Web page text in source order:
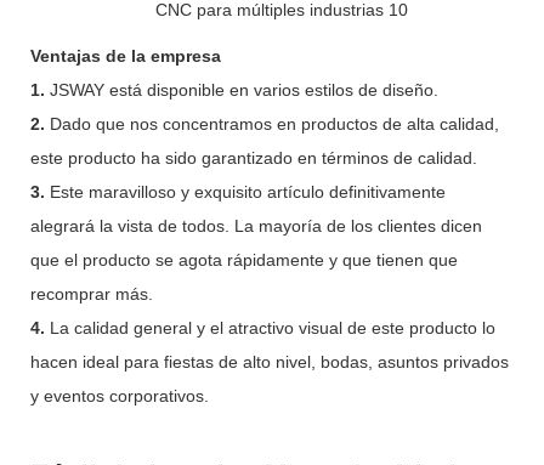
Ventajas de la empresa
1. JSWAY está disponible en varios estilos de diseño.
2. Dado que nos concentramos en productos de alta calidad,
este producto ha sido garantizado en términos de calidad.
3. Este maravilloso y exquisito artículo definitivamente
alegrará la vista de todos. La mayoría de los clientes dicen
que el producto se agota rápidamente y que tienen que
recomprar más.
4. La calidad general y el atractivo visual de este producto lo
hacen ideal para fiestas de alto nivel, bodas, asuntos privados
y eventos corporativos.